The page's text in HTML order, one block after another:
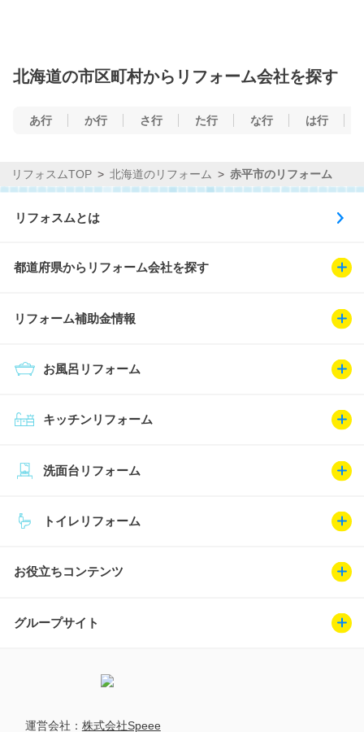
北海道の市区町村からリフォーム会社を探す
あ行 か行 さ行 た行 な行 は行
リフォスムTOP 北海道のリフォーム 赤平市のリフォーム
リフォスムとは
都道府県からリフォーム会社を探す
リフォーム補助金情報
キッチンリフォーム
お風呂リフォーム
トイレリフォーム
洗面台リフォーム
お役立ちコンテンツ
グループサイト
運営会社： 株式会社Speee